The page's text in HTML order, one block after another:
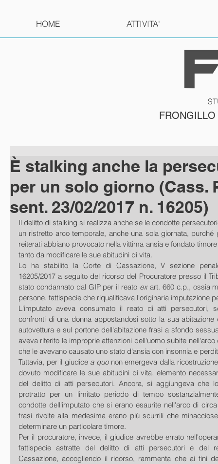
HOME ATTIVITA'
È stalking anche la
per un solo giorno (Cass.
sent. 23/02/2017 n. 16205)
Il delitto di stalking si realizza anche se le condotte
un ristretto arco temporale, anche una sola giornata, purché
reiterati abbiano provocato nella vittima ansia e fondato
tanto da modificare le sue abitudini di vita.
Lo ha stabilito la Corte di Cassazione, V sezione
16205/2017 a seguito del ricorso del Procuratore presso il
stato condannato dal GIP per il reato ex art. 660 c.p., ossia
persone, fattispecie che riqualificava l'originaria imputazione
L'imputato aveva consumato il reato di atti persecutori,
confronti di una donna appostandosi sotto la sua
autovettura e sul portone dell'abitazione frasi a sfondo
aveva riferito le improprie attenzioni dell'uomo subite
che le avevano causato uno stato d'ansia con insonnia e
Tuttavia, per il giudice a quo non emergeva dalla
dovuto modificare le sue abitudini di vita, elemento
del delitto di atti persecutori. Ancora, si aggiungeva che
protratto per un limitato periodo di tempo
condotte dell'imputato che si erano esaurite nell'arco di
frasi rivolte alla medesima erano più scurrili che
determinare un particolare timore.
Per il procuratore, invece, il giudice avrebbe errato
fattispecie astratte del delitto di atti persecutori e del
Cassazione, accogliendo il ricorso, rammenta che ai fini